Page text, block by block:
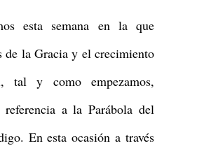
esta semana en la que
de la Gracia y el crecimiento
tal y como empezamos,
referencia a la Parábola del
En esta ocasión a través